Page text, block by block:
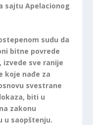
sajtu Apelacionog
sudu da
bitne povrede
izvede sve ranije
koje nađe za
svestrane
biti u
zakonu
u saopštenju.